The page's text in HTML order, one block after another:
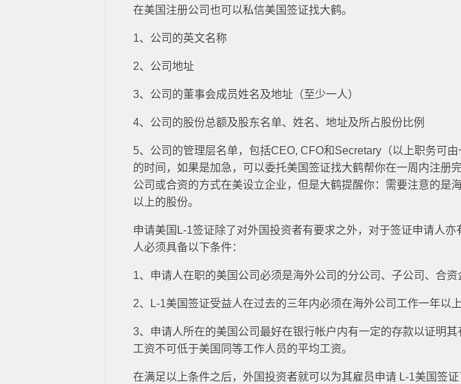
在美国注册公司也可以私信美国签证找大鹤。
1、公司的英文名称
2、公司地址
3、公司的董事会成员姓名及地址（至少一人）
4、公司的股份总额及股东名单、姓名、地址及所占股份比例
5、公司的管理层名单，包括CEO, CFO和Secretary（以上职务可
的时间，如果是加急，可以委托美国签证找大鹤帮你在一周内注册
公司或合资的方式在美设立企业，但是大鹤提醒你：需要注意的是
以上的股份。
申请美国L-1签证除了对外国投资者有要求之外，对于签证申请人
人必须具备以下条件：
1、申请人在职的美国公司必须是海外公司的分公司、子公司、合资
2、L-1美国签证受益人在过去的三年内必须在海外公司工作一年以
3、申请人所在的美国公司最好在银行帐户内有一定的存款以证明
工资不可低于美国同等工作人员的平均工资。
在满足以上条件之后，外国投资者就可以为其雇员申请 L-1美国签